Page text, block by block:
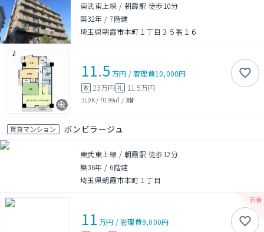
東武東上線 / 朝霞駅 徒歩10分
築32年 /7階建
埼玉県朝霞市本町１丁目３５番１６
11.5 万円 /管理費10,000円
敷 23万円 礼 11.5万円
3LDK/70.99㎡ /3階
賃貸マンション ボンビラージュ
東武東上線 / 朝霞駅 徒歩12分
築36年 / 6階建
埼玉県朝霞市本町１丁目
11 万円 /管理費9,000円